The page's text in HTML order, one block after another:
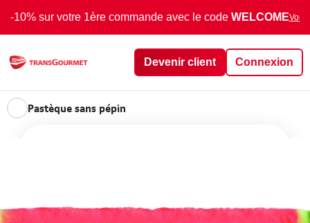
-10% sur votre 1ère commande avec le code WELCOMEVoir
Devenir client Connexion
Pastèque sans pépin